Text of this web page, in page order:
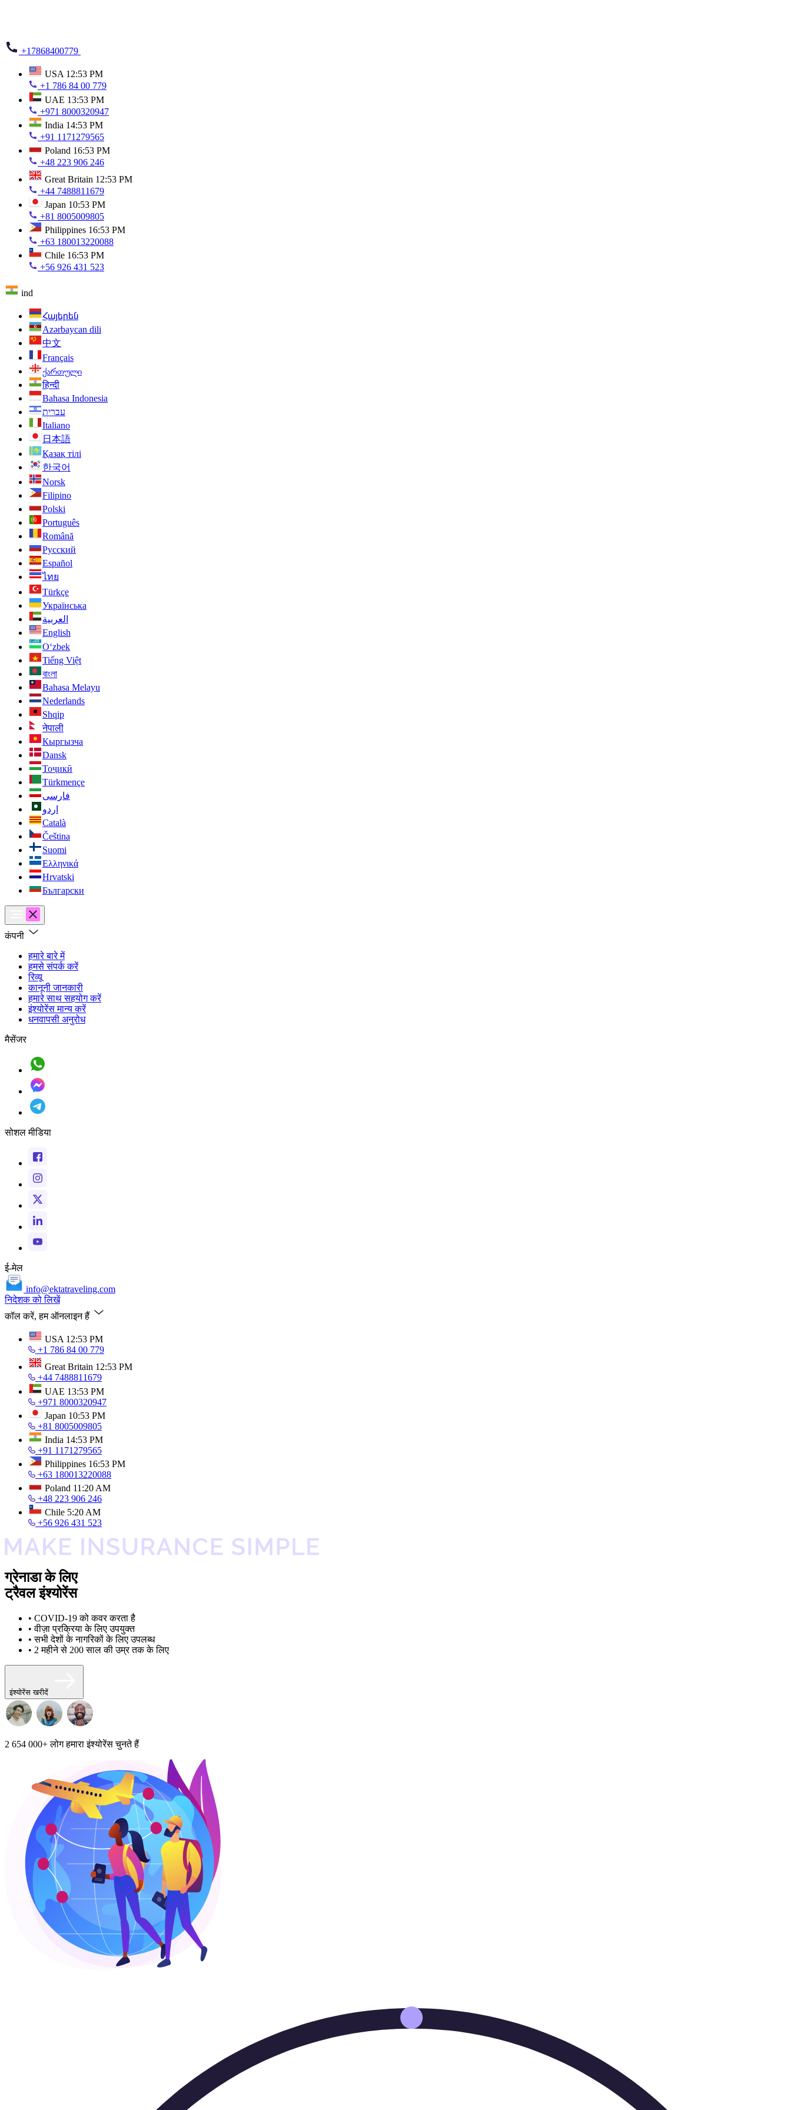
+17868400779
USA 12:53 PM
+1 786 84 00 779
UAE 13:53 PM
+971 8000320947
India 14:53 PM
+91 1171279565
Poland 16:53 PM
+48 223 906 246
Great Britain 12:53 PM
+44 7488811679
Japan 10:53 PM
+81 8005009805
Philippines 16:53 PM
+63 180013220088
Chile 16:53 PM
+56 926 431 523
ind
Հայերեն
Azərbaycan dili
中文
Français
ქართული
हिन्दी
Bahasa Indonesia
עברית
Italiano
日本語
Қазақ тілі
한국어
Norsk
Filipino
Polski
Português
Română
Русский
Español
ไทย
Türkçe
Українська
العربية
English
O‘zbek
Tiếng Việt
বাংলা
Bahasa Melayu
Nederlands
Shqip
नेपाली
Кыргызча
Dansk
Тоҷикӣ
Türkmençe
فارسی
اردو
Català
Čeština
Suomi
Ελληνικά
Hrvatski
Български
कंपनी
हमारे बारे में
हमसे संपर्क करें
रिव्यू
कानूनी जानकारी
हमारे साथ सहयोग करें
इंश्योरेंस मान्य करें
धनवापसी अनुरोध
मैसेंजर
सोशल मीडिया
ई-मेल
info@ektatraveling.com
निदेशक को लिखें
कॉल करें, हम ऑनलाइन हैं
USA 12:53 PM
+1 786 84 00 779
Great Britain 12:53 PM
+44 7488811679
UAE 13:53 PM
+971 8000320947
Japan 10:53 PM
+81 8005009805
India 14:53 PM
+91 1171279565
Philippines 16:53 PM
+63 180013220088
Poland 11:20 AM
+48 223 906 246
Chile 5:20 AM
+56 926 431 523
ग्रेनाडा के लिए
ट्रैवल इंश्योरेंस
• COVID-19 को कवर करता है
• वीज़ा प्रक्रिया के लिए उपयुक्त
• सभी देशों के नागरिकों के लिए उपलब्ध
• 2 महीने से 200 साल की उम्र तक के लिए
इंश्योरेंस खरीदें
2 654 000+लोग हमारा इंश्योरेंस चुनते हैं